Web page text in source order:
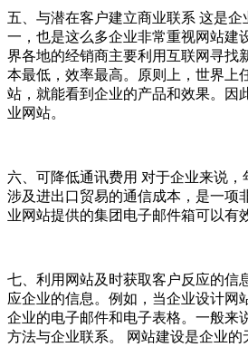
五、与潜在客户建立商业联系 这是企
一，也是这么多企业非常重视网站建
界各地的经销商主要利用互联网寻找
本最低，效率最高。原则上，世界上
站，就能看到企业的产品和效果。因
业网站。
六、可降低通讯费用 对于企业来说
涉及进出口贸易的通信成本，是一项
业网站提供的集团电子邮件箱可以有
七、利用网站及时获取客户反应的信
应企业的信息。例如，当企业设计网
企业的电子邮件和电子表格。一般来
方法与企业联系。 网站建设是企业的